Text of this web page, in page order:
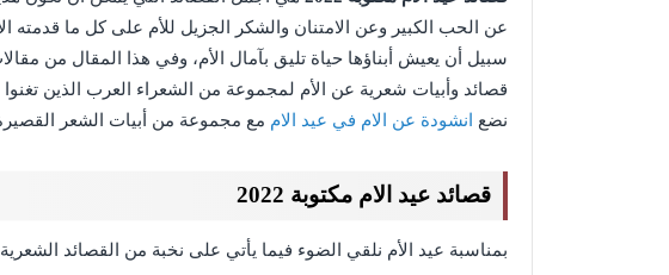
عن الحب الكبير وعن الامتنان والشكر الجزيل للأم على كل ما قدمته
سبيل أن يعيش أبناؤها حياة تليق بآمال الأم، وفي هذا المقال من
قصائد وأبيات شعرية عن الأم لمجموعة من الشعراء العرب الذين تغنوا
نضع
انشودة عن الام في عيد الام مع مجموعة من أبيات الشعر
قصائد عيد الام مكتوبة 2022
بمناسبة عيد الأم نلقي الضوء فيما يأتي على نخبة من القصائد